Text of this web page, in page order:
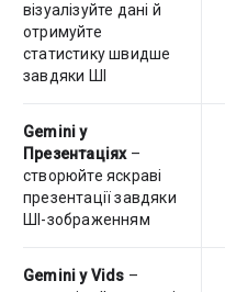
візуалізуйте дані й
отримуйте
статистику швидше
завдяки ШІ
Gemini у
Презентаціях–
створюйте яскраві
презентації завдяки
ШІ-зображенням
Gemini у Vids –